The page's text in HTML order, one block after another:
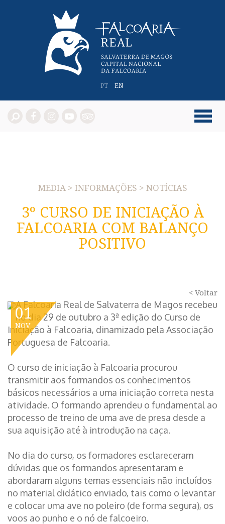
PT EN
MEDIA > INFORMAÇÕES > NOTÍCIAS
3º CURSO DE INICIAÇÃO À
FALCOARIA COM BALANÇO
POSITIVO
< Voltar
01
NOV
A Falcoaria Real de Salvaterra de Magos recebeu
no dia 29 de outubro a 3ª edição do Curso de
Iniciação à Falcoaria, dinamizado pela Associação
Portuguesa de Falcoaria.
O curso de iniciação à Falcoaria procurou
transmitir aos formandos os conhecimentos
básicos necessários a uma iniciação correta nesta
atividade. O formando aprendeu o fundamental ao
processo de treino de uma ave de presa desde a
sua aquisição até à introdução na caça.
No dia do curso, os formadores esclareceram
dúvidas que os formandos apresentaram e
abordaram alguns temas essenciais não incluídos
no material didático enviado, tais como o levantar
e colocar uma ave no poleiro (de forma segura), os
voos ao punho e o nó de falcoeiro.